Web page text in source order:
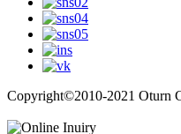
Copyright©2010-2021 Oturn